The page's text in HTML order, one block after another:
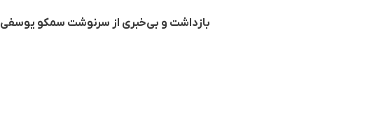
بازداشت و بی‌خبری از سرنوشت سمکو